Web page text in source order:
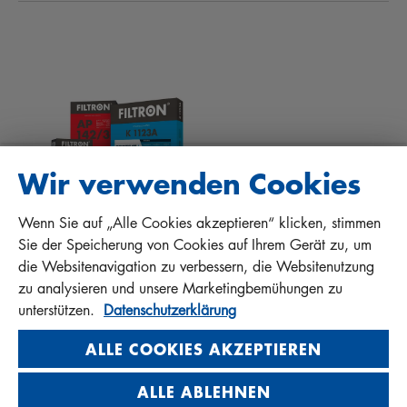
PROTECT+
FAQ
MANN+HUMMEL FT Poland
Sp. z o. o. Sp. k.
ul. Wrocławska 145, 63-800 GOSTYŃ, POLAND
Privacy Statement
Imprint
Wir verwenden Cookies
Wenn Sie auf „Alle Cookies akzeptieren“ klicken, stimmen
Sie der Speicherung von Cookies auf Ihrem Gerät zu, um
die Websitenavigation zu verbessern, die Websitenutzung
zu analysieren und unsere Marketingbemühungen zu
unterstützen. Datenschutzerklärung
ALLE COOKIES AKZEPTIEREN
ALLE ABLEHNEN